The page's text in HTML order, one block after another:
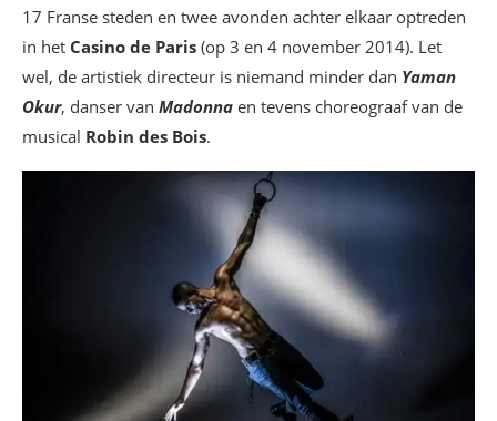
17 Franse steden en twee avonden achter elkaar optreden
in het Casino de Paris (op 3 en 4 november 2014). Let
wel, de artistiek directeur is niemand minder dan Yaman
Okur, danser van Madonna en tevens choreograaf van de
musical Robin des Bois.